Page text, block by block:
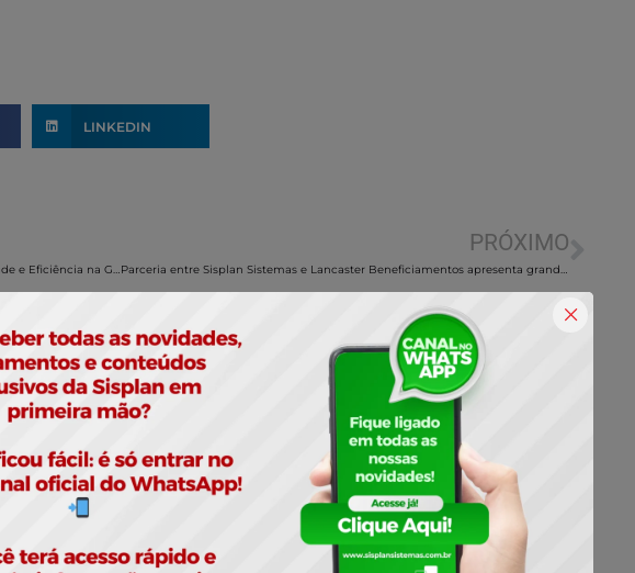
LINKEDIN
PRÓXIMO